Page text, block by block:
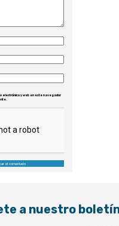
electrónico y web en este navegador
a nuestro